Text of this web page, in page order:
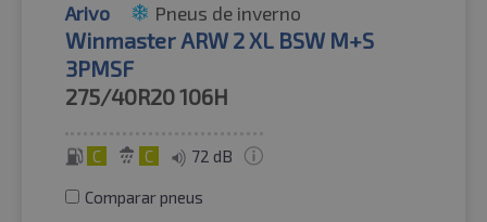
Arivo Pneus de inverno
Winmaster ARW 2 XL BSW M+S
3PMSF
275/40R20106H
C C 72 dB
Comparar pneus